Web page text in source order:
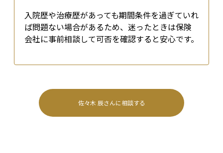
入院歴や治療歴があっても期間条件を過ぎていれ
ば問題ない場合があるため、迷ったときは保険
会社に事前相談して可否を確認すると安心です。
佐々木 辰さんに相談する